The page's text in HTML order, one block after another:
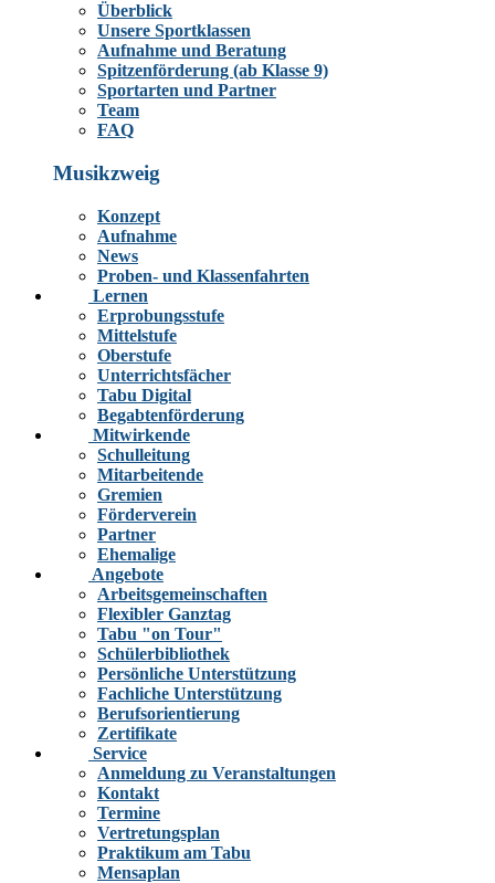
Überblick
Unsere Sportklassen
Aufnahme und Beratung
Spitzenförderung (ab Klasse 9)
Sportarten und Partner
Team
FAQ
Musikzweig
Konzept
Aufnahme
News
Proben- und Klassenfahrten
Lernen
Erprobungsstufe
Mittelstufe
Oberstufe
Unterrichtsfächer
Tabu Digital
Begabtenförderung
Mitwirkende
Schulleitung
Mitarbeitende
Gremien
Förderverein
Partner
Ehemalige
Angebote
Arbeitsgemeinschaften
Flexibler Ganztag
Tabu "on Tour"
Schülerbibliothek
Persönliche Unterstützung
Fachliche Unterstützung
Berufsorientierung
Zertifikate
Service
Anmeldung zu Veranstaltungen
Kontakt
Termine
Vertretungsplan
Praktikum am Tabu
Mensaplan